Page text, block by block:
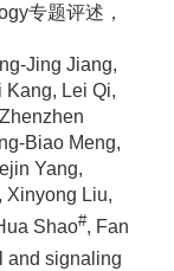
专题评述，
Jing Jiang,
Lei Qi,
Biao Meng,
Yang,
Xinyong Liu,
Shao#, Fan
and signaling